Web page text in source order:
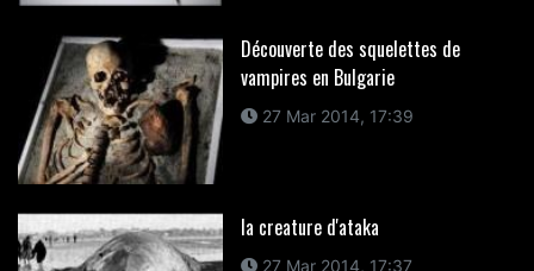
Découverte des squelettes de
vampires en Bulgarie
27 Mar 2014, 17:39
la creature d'ataka
27 Mar 2014, 17:37